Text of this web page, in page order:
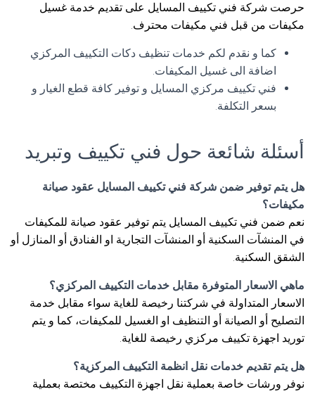
حرصت شركة فني تكييف المسايل على تقديم خدمة غسيل
مكيفات من قبل فني مكيفات محترف.
كما و نقدم لكم خدمات تنظيف دكات التكييف المركزي
اضافة الى غسيل المكيفات.
فني تكييف مركزي المسايل و توفير كافة قطع الغيار و
بسعر التكلفة.
أسئلة شائعة حول فني تكييف وتبريد
هل يتم توفير ضمن شركة فني تكييف المسايل عقود صيانة
مكيفات؟
نعم ضمن فني تكييف المسايل يتم توفير عقود صيانة للمكيفات
في المنشآت السكنية أو المنشآت التجارية او الفنادق أو المنازل أو
الشقق السكنية.
ماهي الاسعار المتوفرة مقابل خدمات التكييف المركزي؟
الاسعار المتداولة في شركتنا رخيصة للغاية سواء مقابل خدمة
التصليح أو الصيانة أو التنظيف او الغسيل للمكيفات، كما و يتم
توريد اجهزة تكييف مركزي رخيصة للغاية.
هل يتم تقديم خدمات نقل انظمة التكييف المركزية؟
نوفر ورشات خاصة بعملية نقل اجهزة التكييف مختصة بعملية